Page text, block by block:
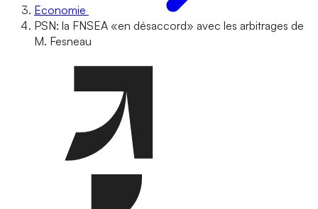
Economie
PSN: la FNSEA «en désaccord» avec les arbitrages de
M. Fesneau